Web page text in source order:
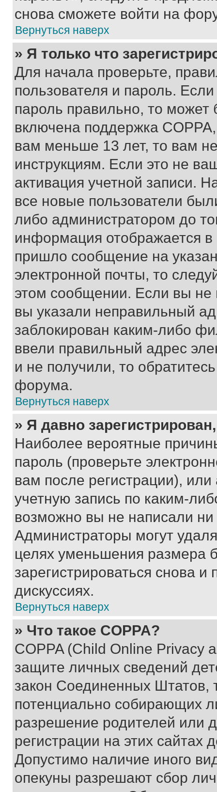
снова сможете войти на
Вернуться наверх
» Я только что
Для начала проверьте,
пользователя и пароль.
пароль правильно, то может
включена поддержка
вам меньше 13 лет, то вам
инструкциям. Если это не
активация учетной записи.
все новые пользователи
либо администратором до
информация отображается
пришло сообщение на
электронной почты, то
этом сообщении. Если вы
вы указали неправильный
заблокирован каким-либо
ввели правильный адрес
и не получили, то
форума.
Вернуться наверх
» Я давно
Наиболее вероятные
пароль (проверьте
вам после регистрации),
учетную запись по каким-
возможно вы не написали
Администраторы могут
целях уменьшения размера
зарегистрироваться снова и
дискуссиях.
Вернуться наверх
» Что такое COPPA?
COPPA (Child Online Privacy
защите личных сведений
закон Соединенных Штатов,
потенциально собирающих
разрешение родителей или
регистрации на этих сайтах
Допустимо наличие иного
опекуны разрешают сбор